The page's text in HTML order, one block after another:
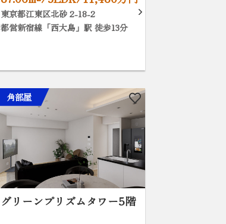
東京都江東区北砂 2-18-2
都営新宿線「西大島」駅 徒歩13分
角部屋
グリーンプリズムタワー5階